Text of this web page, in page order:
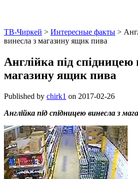
ТВ-Чиркей > Интересные факты >
винесла з магазину ящик пива
Англійка під спідницею
магазину ящик пива
Published by chirk1 on 2017-02-26
Англійка під спідницею винесла з